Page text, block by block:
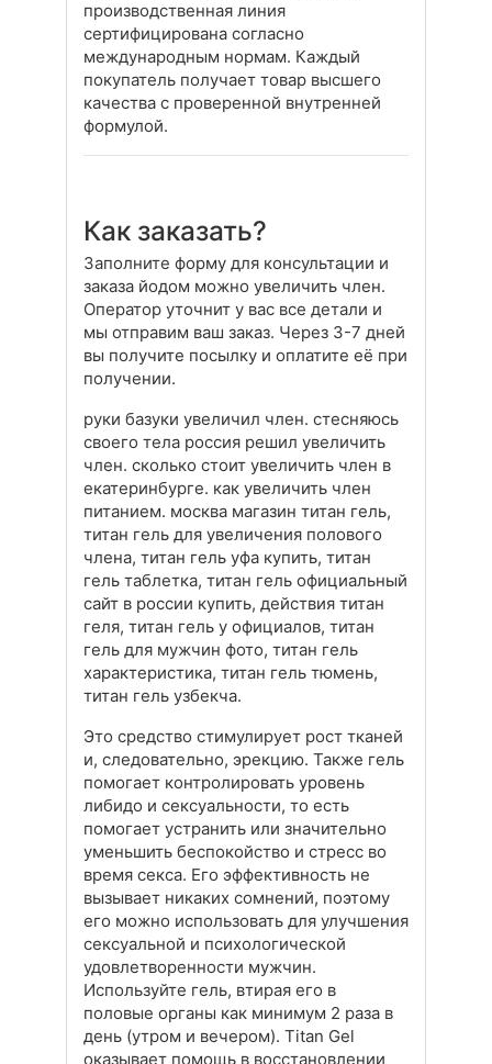
производственная линия
сертифицирована согласно
международным нормам. Каждый
покупатель получает товар высшего
качества с проверенной внутренней
формулой.
Как заказать?
Заполните форму для консультации и
заказа йодом можно увеличить член.
Оператор уточнит у вас все детали и
мы отправим ваш заказ. Через 3-7 дней
вы получите посылку и оплатите её при
получении.
руки базуки увеличил член. стесняюсь
своего тела россия решил увеличить
член. сколько стоит увеличить член в
екатеринбурге. как увеличить член
питанием. москва магазин титан гель,
титан гель для увеличения полового
члена, титан гель уфа купить, титан
гель таблетка, титан гель официальный
сайт в россии купить, действия титан
геля, титан гель у официалов, титан
гель для мужчин фото, титан гель
характеристика, титан гель тюмень,
титан гель узбекча.
Это средство стимулирует рост тканей
и, следовательно, эрекцию. Также гель
помогает контролировать уровень
либидо и сексуальности, то есть
помогает устранить или значительно
уменьшить беспокойство и стресс во
время секса. Его эффективность не
вызывает никаких сомнений, поэтому
его можно использовать для улучшения
сексуальной и психологической
удовлетворенности мужчин.
Используйте гель, втирая его в
половые органы как минимум 2 раза в
день (утром и вечером). Titan Gel
оказывает помощь в восстановлении